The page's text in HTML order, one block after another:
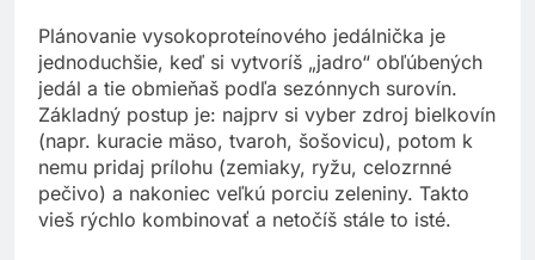
Plánovanie vysokoproteínového jedálnička je
jednoduchšie, keď si vytvoríš „jadro“ obľúbených
jedál a tie obmieňaš podľa sezónnych surovín.
Základný postup je: najprv si vyber zdroj bielkovín
(napr. kuracie mäso, tvaroh, šošovicu), potom k
nemu pridaj prílohu (zemiaky, ryžu, celozrnné
pečivo) a nakoniec veľkú porciu zeleniny. Takto
vieš rýchlo kombinovať a netočíš stále to isté.